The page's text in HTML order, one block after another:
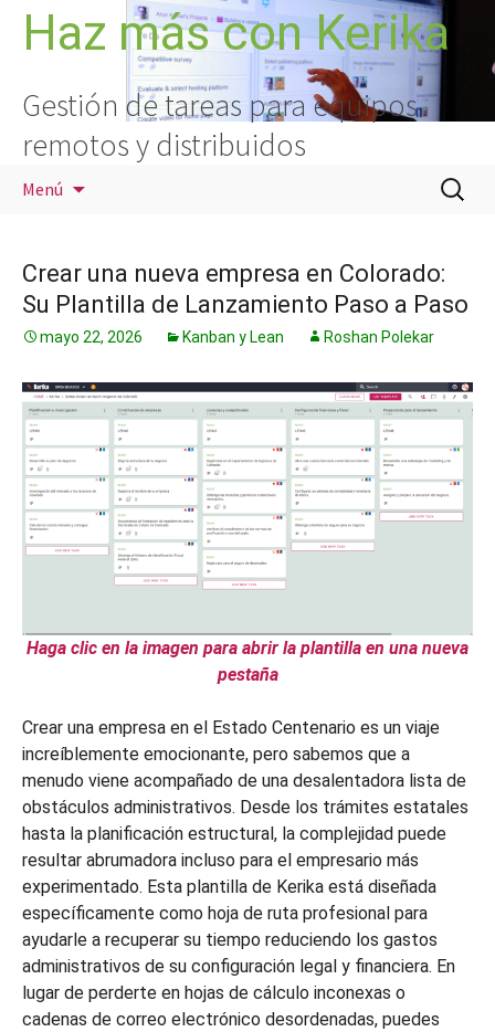
SaltarHaz más con Kerika
Gestión de tareas para equipos
remotos y distribuidos
Menú
Buscar:
Crear una nueva empresa en Colorado:
Su Plantilla de Lanzamiento Paso a Paso
mayo 22, 2026 Kanban y Lean Roshan Polekar
Haga clic en la imagen para abrir la plantilla en una nueva
pestaña
Crear una empresa en el Estado Centenario es un viaje
increíblemente emocionante, pero sabemos que a
menudo viene acompañado de una desalentadora lista de
obstáculos administrativos. Desde los trámites estatales
hasta la planificación estructural, la complejidad puede
resultar abrumadora incluso para el empresario más
experimentado. Esta plantilla de Kerika está diseñada
específicamente como hoja de ruta profesional para
ayudarle a recuperar su tiempo reduciendo los gastos
administrativos de su configuración legal y financiera. En
lugar de perderte en hojas de cálculo inconexas o
cadenas de correo electrónico desordenadas, puedes